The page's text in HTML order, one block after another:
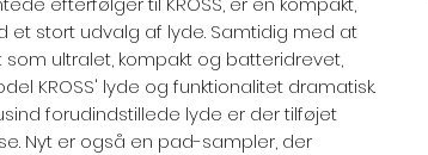
stort udvalg af lyde. Samtidig med at
ultralet, kompakt og batteridrevet,
KROSS' lyde og funktionalitet dramatisk.
forudindstillede lyde er der tilføjet
Nyt er også en pad-sampler, der